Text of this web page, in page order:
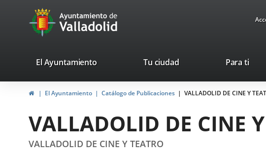
Portal
Web
Ayuntamiento
de
valladolid.es
El Ayuntamiento Tu ciudad Para ti
InicioEl Ayuntamiento Catálogo de Publicaciones VALLADOLID DE CINE Y
VALLADOLID DE CINE
VALLADOLID DE CINE Y TEATRO